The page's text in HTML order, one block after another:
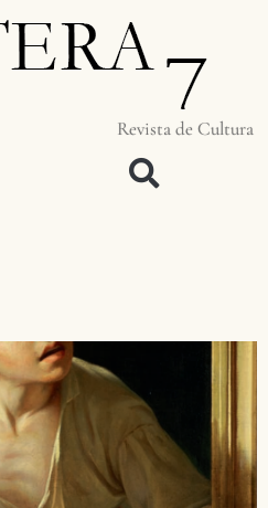
Revista de Cultura